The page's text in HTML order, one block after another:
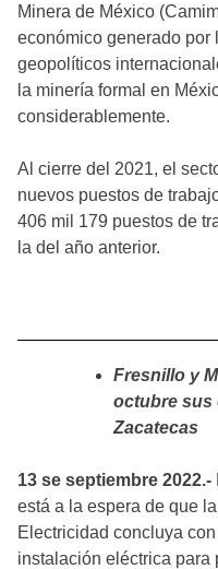
Minera de México
económico generado por
geopolíticos
la minería formal en
considerablemente.
Al cierre del 2021, el
nuevos puestos de
406 mil 179 puestos de
la del año anterior.
Fresnillo y
octubre sus
Zacatecas
13 se septiembre 2022.-
está a la espera de que
Electricidad concluya
instalación eléctrica para